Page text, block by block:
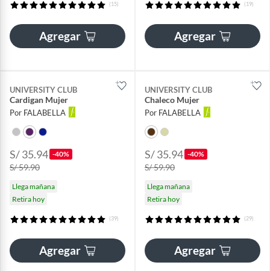
(15)
Agregar
(19)
Agregar
UNIVERSITY CLUB
Cardigan Mujer
Por FALABELLA
S/ 35.94 -40%
S/ 59.90
Llega mañana
Retira hoy
(39)
Agregar
UNIVERSITY CLUB
Chaleco Mujer
Por FALABELLA
S/ 35.94 -40%
S/ 59.90
Llega mañana
Retira hoy
(29)
Agregar